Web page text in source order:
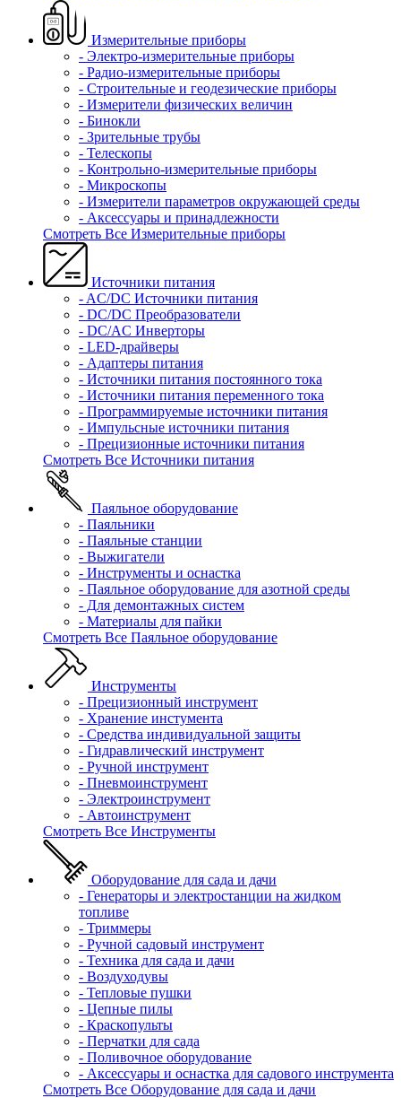
Измерительные приборы
- Электро-измерительные приборы
- Радио-измерительные приборы
- Строительные и геодезические приборы
- Измерители физических величин
- Бинокли
- Зрительные трубы
- Телескопы
- Контрольно-измерительные приборы
- Микроскопы
- Измерители параметров окружающей среды
- Аксессуары и принадлежности
Смотреть Все Измерительные приборы
Источники питания
- AC/DC Источники питания
- DC/DC Преобразователи
- DC/AC Инверторы
- LED-драйверы
- Адаптеры питания
- Источники питания постоянного тока
- Источники питания переменного тока
- Программируемые источники питания
- Импульсные источники питания
- Прецизионные источники питания
Смотреть Все Источники питания
Паяльное оборудование
- Паяльники
- Паяльные станции
- Выжигатели
- Инструменты и оснастка
- Паяльное оборудование для азотной среды
- Для демонтажных систем
- Материалы для пайки
Смотреть Все Паяльное оборудование
Инструменты
- Прецизионный инструмент
- Хранение инстумента
- Средства индивидуальной защиты
- Гидравлический инструмент
- Ручной инструмент
- Пневмоинструмент
- Электроинструмент
- Автоинструмент
Смотреть Все Инструменты
Оборудование для сада и дачи
- Генераторы и электростанции на жидком
топливе
- Триммеры
- Ручной садовый инструмент
- Техника для сада и дачи
- Воздуходувы
- Тепловые пушки
- Цепные пилы
- Краскопульты
- Перчатки для сада
- Поливочное оборудование
- Аксессуары и оснастка для садового инструмента
Смотреть Все Оборудование для сада и дачи